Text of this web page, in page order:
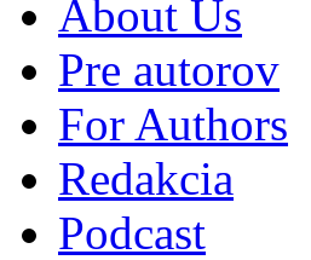
About Us
Pre autorov
For Authors
Redakcia
Podcast